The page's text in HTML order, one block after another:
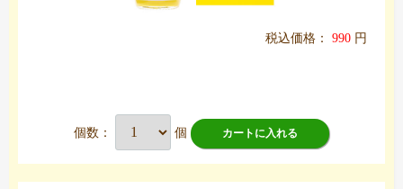
税込価格： 990 円
個数： 個 カートに入れる